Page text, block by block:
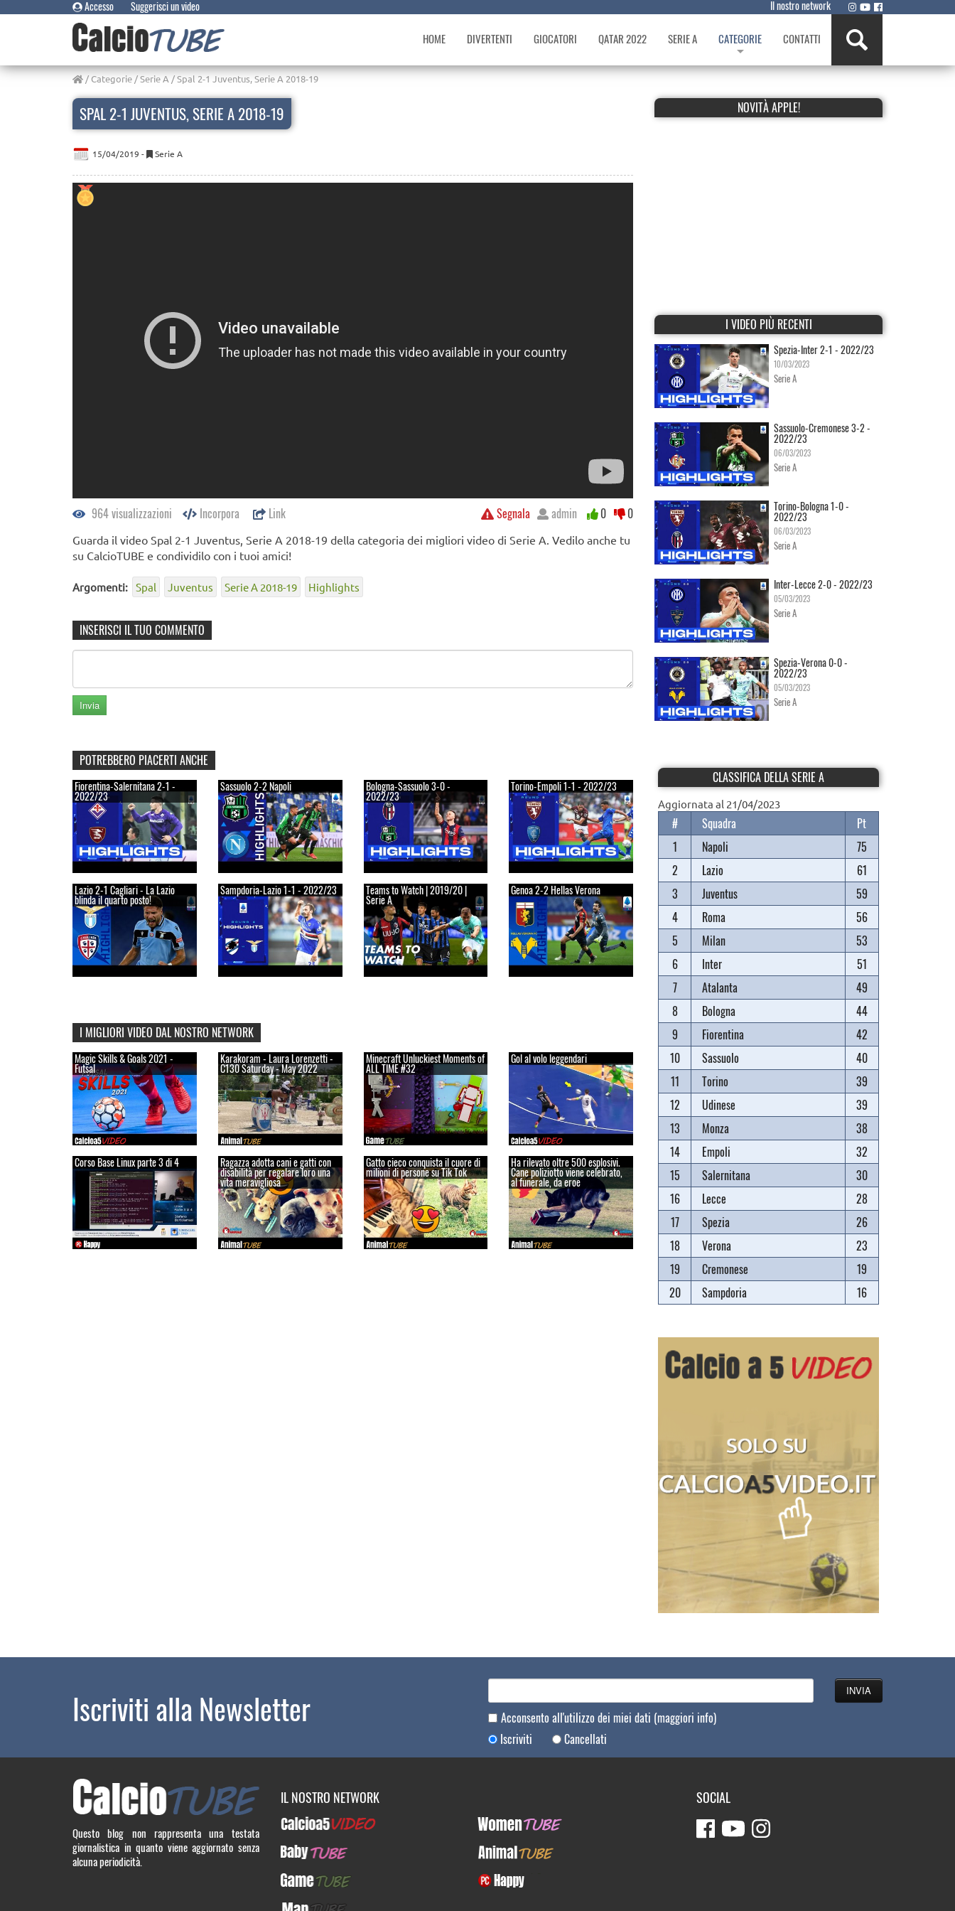
Accesso Suggerisci un video Il nostro network
HOME DIVERTENTI GIOCATORI QATAR 2022 SERIE A CATEGORIE CONTATTI
/Categorie/Serie A / Spal 2-1 Juventus, Serie A 2018-19
SPAL 2-1 JUVENTUS, SERIE A 2018-19
15/04/2019 - Serie A
964 visualizzazioni Incorpora Link Segnala admin 0 0
Guarda il video Spal 2-1 Juventus, Serie A 2018-19 della categoria dei migliori video di Serie A. Vedilo anche tu
su CalcioTUBE e condividilo con i tuoi amici!
Argomenti: Spal Juventus Serie A 2018-19 Highlights
INSERISCI IL TUO COMMENTO
POTREBBERO PIACERTI ANCHE
Fiorentina-Salernitana 2-1 -
2022/23
Sassuolo 2-2 Napoli Bologna-Sassuolo 3-0 -
2022/23
Torino-Empoli 1-1 - 2022/23
Lazio 2-1 Cagliari - La Lazio
blinda il quarto posto!
Sampdoria-Lazio 1-1 - 2022/23 Teams to Watch | 2019/20 |
Serie A
Genoa 2-2 Hellas Verona
I MIGLIORI VIDEO DAL NOSTRO NETWORK
Magic Skills & Goals 2021 -
Futsal
Karakoram - Laura Lorenzetti -
C130 Saturday - May 2022
Minecraft Unluckiest Moments of
ALL TIME #32
Gol al volo leggendari
Corso Base Linux parte 3 di 4 Ragazza adotta cani e gatti con
disabilità per regalare loro una
vita meravigliosa
Gatto cieco conquista il cuore di
milioni di persone su Tik Tok
Ha rilevato oltre 500 esplosivi.
Cane poliziotto viene celebrato,
al funerale, da eroe
NOVITÀ APPLE!
I VIDEO PIÙ RECENTI
Spezia-Inter 2-1 - 2022/23
10/03/2023
Serie A
Sassuolo-Cremonese 3-2 -
2022/23
06/03/2023
Serie A
Torino-Bologna 1-0 -
2022/23
06/03/2023
Serie A
Inter-Lecce 2-0 - 2022/23
05/03/2023
Serie A
Spezia-Verona 0-0 -
2022/23
05/03/2023
Serie A
CLASSIFICA DELLA SERIE A
Aggiornata al 21/04/2023
# Squadra
Pt
1
Napoli
75
2
Lazio
61
3
Juventus
59
4
Roma
56
5
Milan
53
6
Inter
51
7
Atalanta
49
8
Bologna
44
9
Fiorentina
42
10
Sassuolo
40
11
Torino
39
12
Udinese
39
13
Monza
38
14
Empoli
32
15
Salernitana
30
16
Lecce
28
17
Spezia
26
18
Verona
23
19
Cremonese
19
20
Sampdoria 16
Iscriviti alla Newsletter Acconsento all'utilizzo dei miei dati (maggiori info)
Iscriviti
Cancellati
Questo blog non rappresenta una testata
giornalistica in quanto viene aggiornato senza
alcuna periodicità.
IL NOSTRO NETWORK
Calcioa5Video
WomenTUBE
BabyTUBE
AnimalTUBE
GameTUBE
PcHappy
SOCIAL